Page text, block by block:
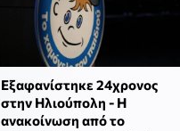
Εξαφανίστηκε 24χρονος
στην Ηλιούπολη - Η
ανακοίνωση από το